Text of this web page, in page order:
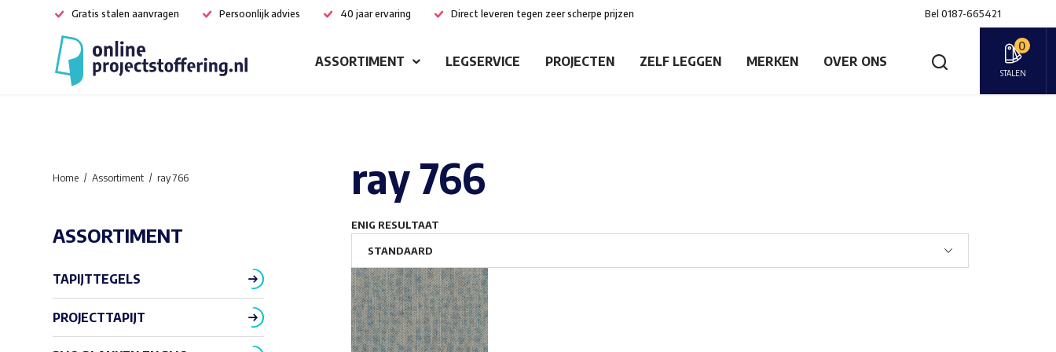
Gratis stalen aanvragen Persoonlijk advies 40 jaar ervaring Direct leveren tegen zeer scherpe prijzen Bel 0187-665421
ASSORTIMENT LEGSERVICE PROJECTEN ZELF LEGGEN MERKEN OVER ONS
0
STALEN
ray 766
ENIG RESULTAAT
Home Assortiment ray 766
ASSORTIMENT
TAPIJTTEGELS
PROJECTTAPIJT